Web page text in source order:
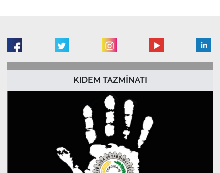
KIDEM TAZMİNATI